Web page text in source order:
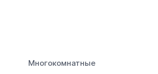
Многокомнатные